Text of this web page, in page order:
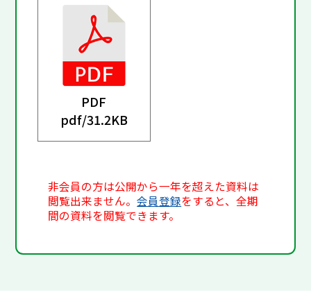
PDF
pdf/31.2KB
非会員の方は公開から一年を超えた資料は
閲覧出来ません。会員登録をすると、全期
間の資料を閲覧できます。